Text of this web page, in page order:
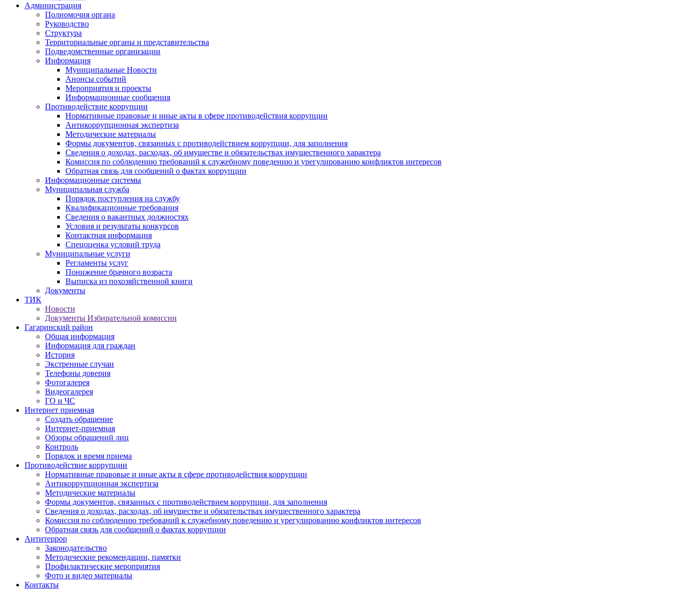
Администрация
Полномочия органа
Руководство
Структура
Территориальные органы и представительства
Подведомственные организации
Информация
Муниципальные Новости
Анонсы событий
Мероприятия и проекты
Информационные сообщения
Противодействие коррупции
Нормативные правовые и иные акты в сфере противодействия коррупции
Антикоррупционная экспертиза
Методические материалы
Формы документов, связанных с противодействием коррупции, для заполнения
Сведения о доходах, расходах, об имуществе и обязательствах имущественного характера
Комиссия по соблюдению требований к служебному поведению и урегулированию конфликтов интересов
Обратная связь для сообщений о фактах коррупции
Информационные системы
Муниципальная служба
Порядок поступления на службу
Квалификационные требования
Сведения о вакантных должностях
Условия и результаты конкурсов
Контактная информация
Спецоценка условий труда
Муниципальные услуги
Регламенты услуг
Понижение брачного возраста
Выписка из похозяйственной книги
Документы
ТИК
Новости
Документы Избирательной комиссии
Гагаринский район
Общая информация
Информация для граждан
История
Экстренные случаи
Телефоны доверия
Фотогалерея
Видеогалерея
ГО и ЧС
Интернет приемная
Создать обращение
Интернет-приемная
Обзоры обращений лиц
Контроль
Порядок и время приема
Противодействие коррупции
Нормативные правовые и иные акты в сфере противодействия коррупции
Антикоррупционная экспертиза
Методические материалы
Формы документов, связанных с противодействием коррупции, для заполнения
Сведения о доходах, расходах, об имуществе и обязательствах имущественного характера
Комиссия по соблюдению требований к служебному поведению и урегулированию конфликтов интересов
Обратная связь для сообщений о фактах коррупции
Антитеррор
Законодательство
Методические рекомендации, памятки
Профилактические мероприятия
Фото и видео материалы
Контакты